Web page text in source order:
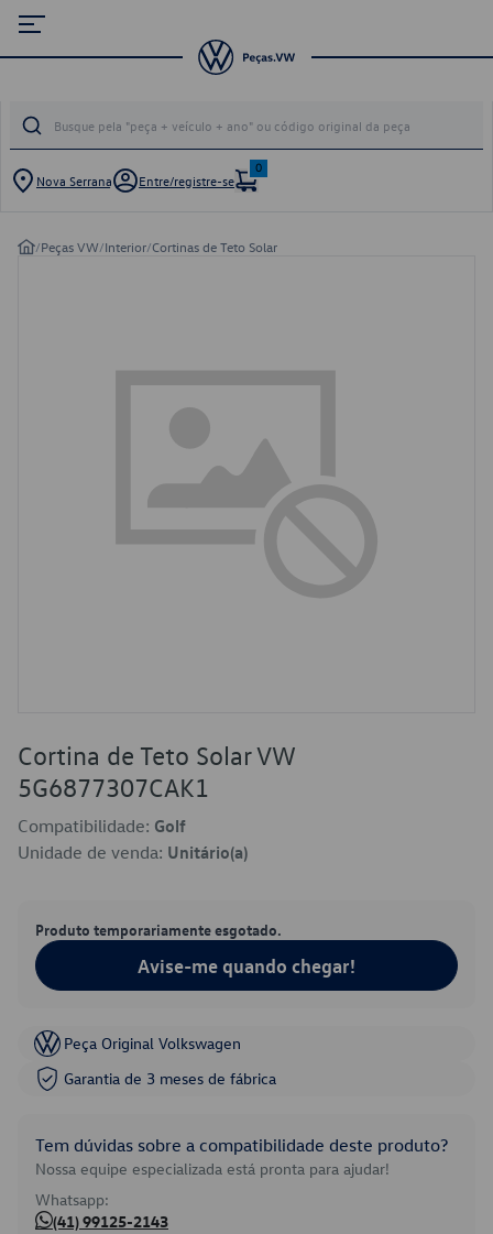
Nova Serrana Entre/registre-se
0
/Peças VW/Interior/Cortinas de Teto Solar
Cortina de Teto Solar VW
5G6877307CAK1
Compatibilidade: Golf
Unidade de venda: Unitário(a)
Produto temporariamente esgotado.
Avise-me quando chegar!
Peça Original Volkswagen
Garantia de 3 meses de fábrica
Tem dúvidas sobre a compatibilidade deste produto?
Nossa equipe especializada está pronta para ajudar!
Whatsapp:
(41) 99125-2143